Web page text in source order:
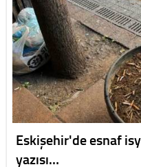
Eskişehir'de esnaf
yazısı…